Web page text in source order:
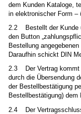
dem Kunden Kataloge,
in elektronischer Form –
2.2 Bestellt der Kunde
den Button
Bestellung
Daraufhin schickt DIN
2.3 Der Vertrag kommt
durch die Übersendung
der Bestellbestätigung
Bestellbestätigung)
2.4 Der